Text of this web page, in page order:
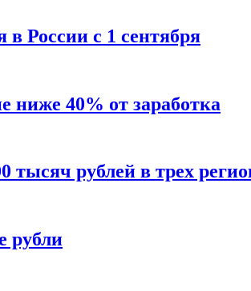
России с 1 сентября
ниже 40% от заработка
тысяч рублей в трех
рубли